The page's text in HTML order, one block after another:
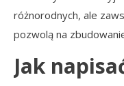
różnorodnych, ale
pozwolą na
Jak